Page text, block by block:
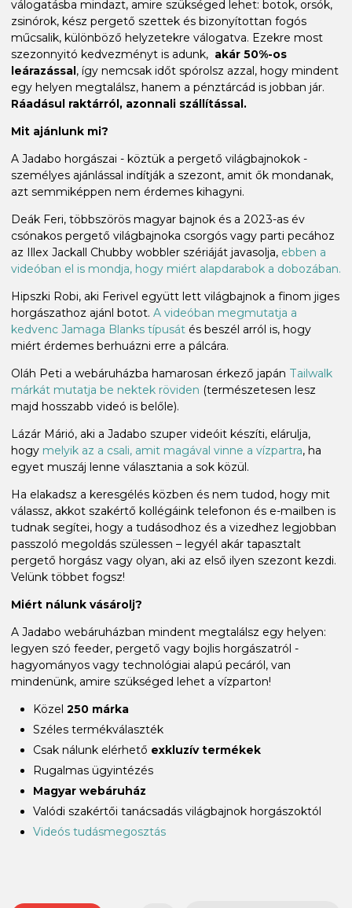
válogatásba mindazt, amire szükséged lehet: botok, orsók,
zsinórok, kész pergető szettek és bizonyítottan fogós
műcsalik, különböző helyzetekre válogatva. Ezekre most
szezonnyitó kedvezményt is adunk, akár 50%-os
leárazással, így nemcsak időt spórolsz azzal, hogy mindent
egy helyen megtalálsz, hanem a pénztárcád is jobban jár.
Ráadásul raktárról, azonnali szállítással.
Mit ajánlunk mi?
A Jadabo horgászai - köztük a pergető világbajnokok -
személyes ajánlással indítják a szezont, amit ők mondanak,
azt semmiképpen nem érdemes kihagyni.
Deák Feri, többszörös magyar bajnok és a 2023-as év
csónakos pergető világbajnoka csorgós vagy parti pecához
az Illex Jackall Chubby wobbler szériáját javasolja, ebben a
videóban el is mondja, hogy miért alapdarabok a dobozában.
Hipszki Robi, aki Ferivel együtt lett világbajnok a finom jiges
horgászathoz ajánl botot. A videóban megmutatja a
kedvenc Jamaga Blanks típusát és beszél arról is, hogy
miért érdemes berhuázni erre a pálcára.
Oláh Peti a webáruházba hamarosan érkező japán Tailwalk
márkát mutatja be nektek röviden (természetesen lesz
majd hosszabb videó is belőle).
Lázár Márió, aki a Jadabo szuper videóit készíti, elárulja,
hogy melyik az a csali, amit magával vinne a vízpartra, ha
egyet muszáj lenne választania a sok közül.
Ha elakadsz a keresgélés közben és nem tudod, hogy mit
válassz, akkot szakértő kollégáink telefonon és e-mailben is
tudnak segítei, hogy a tudásodhoz és a vizedhez legjobban
passzoló megoldás szülessen – legyél akár tapasztalt
pergető horgász vagy olyan, aki az első ilyen szezont kezdi.
Velünk többet fogsz!
Miért nálunk vásárolj?
A Jadabo webáruházban mindent megtalálsz egy helyen:
legyen szó feeder, pergető vagy bojlis horgászatról -
hagyományos vagy technológiai alapú pecáról, van
mindenünk, amire szükséged lehet a vízparton!
Közel 250 márka
Széles termékválaszték
Csak nálunk elérhető exkluzív termékek
Rugalmas ügyintézés
Magyar webáruház
Valódi szakértői tanácsadás világbajnok horgászoktól
Videós tudásmegosztás